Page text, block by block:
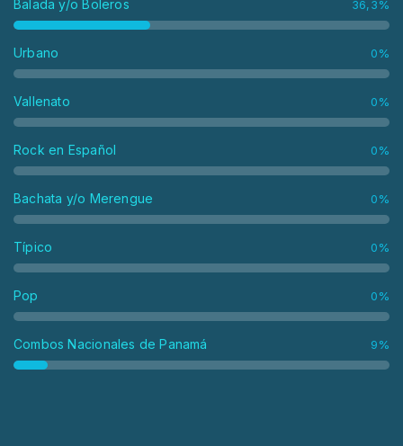
Balada y/o Boleros 36,3%
Urbano 0%
Vallenato 0%
Rock en Español 0%
Bachata y/o Merengue 0%
Típico 0%
Pop 0%
Combos Nacionales de Panamá 9%